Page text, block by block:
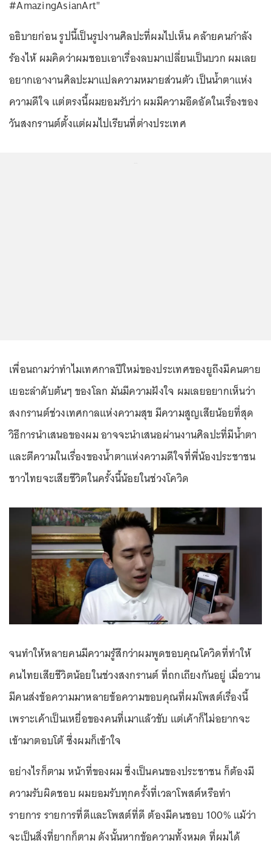
#AmazingAsianArt"
อธิบายก่อน รูปนี้เป็นรูปงานศิลปะที่ผมไปเห็น คล้ายคนกำลัง
ร้องไห้ ผมคิดว่าผมชอบเอาเรื่องลบมาเปลี่ยนเป็นบวก ผมเลย
อยากเอางานศิลปะมาแปลความหมายส่วนตัว เป็นน้ำตาแห่ง
ความดีใจ แต่ตรงนี้ผมยอมรับว่า ผมมีความอึดอัดในเรื่องของ
วันสงกรานต์ตั้งแต่ผมไปเรียนที่ต่างประเทศ
เพื่อนถามว่าทำไมเทศกาลปีใหม่ของประเทศของยูถึงมีคนตาย
เยอะลำดับต้นๆ ของโลก มันมีความฝังใจ ผมเลยอยากเห็นว่า
สงกรานต์ช่วงเทศกาลแห่งความสุข มีความสูญเสียน้อยที่สุด
วิธีการนำเสนอของผม อาจจะนำเสนอผ่านงานศิลปะที่มีน้ำตา
และตีความในเรื่องของน้ำตาแห่งความดีใจที่พี่น้องประชาชน
ชาวไทยจะเสียชีวิตในครั้งนี้น้อยในช่วงโควิด
จนทำให้หลายคนมีความรู้สึกว่าผมพูดขอบคุณโควิดที่ทำให้
คนไทยเสียชีวิตน้อยในช่วงสงกรานต์ ที่ถกเถียงกันอยู่ เมื่อวาน
มีคนส่งข้อความมาหลายข้อความขอบคุณที่ผมโพสต์เรื่องนี้
เพราะเค้าเป็นเหยื่อของคนที่เมาแล้วขับ แต่เค้าก็ไม่อยากจะ
เข้ามาตอบโต้ ซึ่งผมก็เข้าใจ
อย่างไรก็ตาม หน้าที่ของผม ซึ่งเป็นคนของประชาชน ก็ต้องมี
ความรับผิดชอบ ผมยอมรับทุกครั้งที่เวลาโพสต์หรือทำ
รายการ รายการที่ดีและโพสต์ที่ดี ต้องมีคนชอบ 100% แม้ว่า
จะเป็นสิ่งที่ยากก็ตาม ดังนั้นหากข้อความทั้งหมด ที่ผมได้